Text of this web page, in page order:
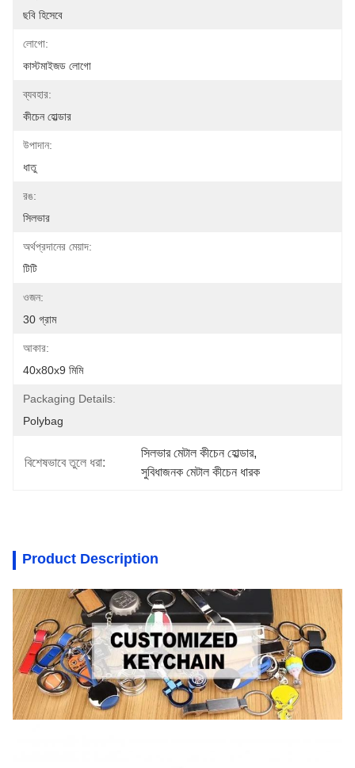
ছবি হিসেবে
লোগো:
কাস্টমাইজড লোগো
ব্যবহার:
কীচেন হোল্ডার
উপাদান:
ধাতু
রঙ:
সিলভার
অর্থপ্রদানের মেয়াদ:
টিটি
ওজন:
30 গ্রাম
আকার:
40x80x9 মিমি
Packaging Details:
Polybag
বিশেষভাবে তুলে ধরা:
সিলভার মেটাল কীচেন হোল্ডার,
সুবিধাজনক মেটাল কীচেন ধারক
Product Description